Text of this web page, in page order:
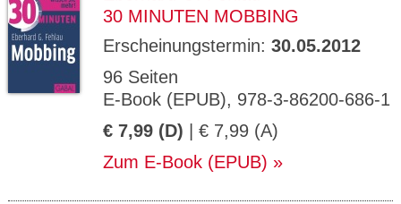
30 MINUTEN MOBBING
Erscheinungstermin: 30.05.2012
96 Seiten
E-Book (EPUB), 978-3-86200-686-1
€ 7,99 (D) | € 7,99 (A)
Zum E-Book (EPUB)